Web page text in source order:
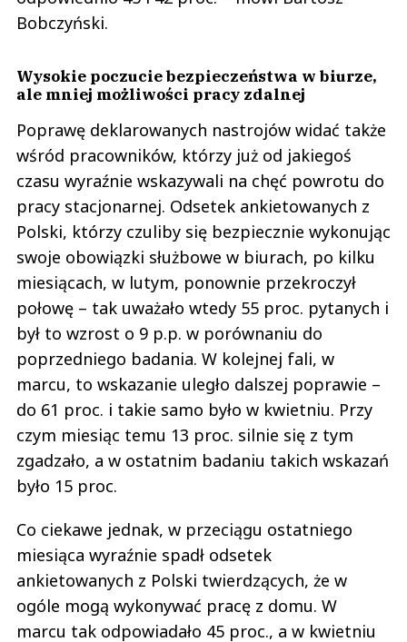
Bobczyński.
Wysokie poczucie bezpieczeństwa w biurze,
ale mniej możliwości pracy zdalnej
Poprawę deklarowanych nastrojów widać także
wśród pracowników, którzy już od jakiegoś
czasu wyraźnie wskazywali na chęć powrotu do
pracy stacjonarnej. Odsetek ankietowanych z
Polski, którzy czuliby się bezpiecznie wykonując
swoje obowiązki służbowe w biurach, po kilku
miesiącach, w lutym, ponownie przekroczył
połowę – tak uważało wtedy 55 proc. pytanych i
był to wzrost o 9 p.p. w porównaniu do
poprzedniego badania. W kolejnej fali, w
marcu, to wskazanie uległo dalszej poprawie –
do 61 proc. i takie samo było w kwietniu. Przy
czym miesiąc temu 13 proc. silnie się z tym
zgadzało, a w ostatnim badaniu takich wskazań
było 15 proc.
Co ciekawe jednak, w przeciągu ostatniego
miesiąca wyraźnie spadł odsetek
ankietowanych z Polski twierdzących, że w
ogóle mogą wykonywać pracę z domu. W
marcu tak odpowiadało 45 proc., a w kwietniu